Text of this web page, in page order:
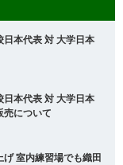
日本代表 対 大学日本
日本代表 対 大学日本
売について
室内練習場でも織田